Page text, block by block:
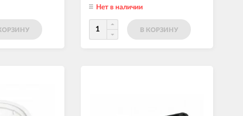
Нет в наличии
В КОРЗИНУ